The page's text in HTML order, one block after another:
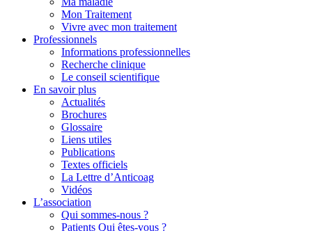
Mon Traitement
Vivre avec mon traitement
Professionnels
Informations professionnelles
Recherche clinique
Le conseil scientifique
En savoir plus
Actualités
Brochures
Glossaire
Liens utiles
Publications
Textes officiels
La Lettre d’Anticoag
Vidéos
L’association
Qui sommes-nous ?
Patients Qui êtes-vous ?